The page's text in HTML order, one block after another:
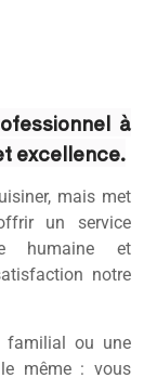
à
excellence.
mais met
un service
humaine et
notre
familial ou une
même : vous